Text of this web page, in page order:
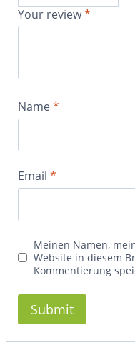
Your review*
Name*
Email *
Meinen Namen,
Website in diesem
Kommentierung